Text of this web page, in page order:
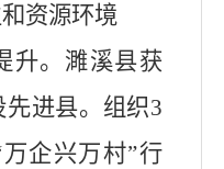
资源环境
升。濉溪县获
先进县。组织3
企兴万村”行